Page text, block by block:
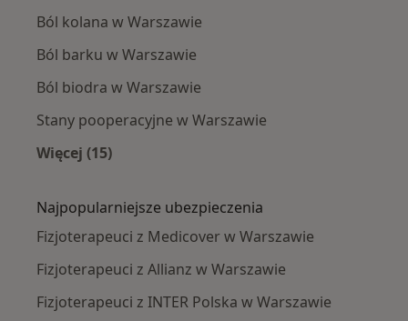
Ból kolana w Warszawie
Ból barku w Warszawie
Ból biodra w Warszawie
Stany pooperacyjne w Warszawie
Więcej (15)
Najpopularniejsze ubezpieczenia
Fizjoterapeuci z Medicover w Warszawie
Fizjoterapeuci z Allianz w Warszawie
Fizjoterapeuci z INTER Polska w Warszawie